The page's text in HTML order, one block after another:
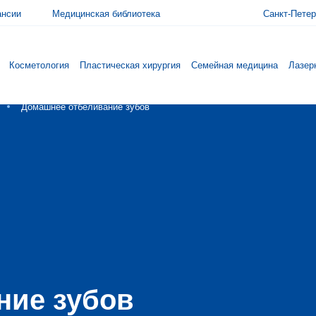
Медицинская библиотека Санкт-
Косметология Пластическая хирургия Семейная медицина
Домашнее отбеливание зубов
зубов